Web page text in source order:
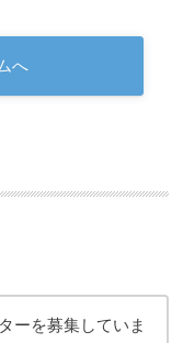
へ
ーを募集していま